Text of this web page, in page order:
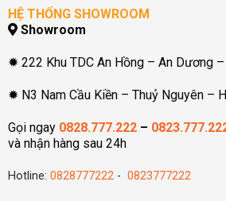
HỆ THỐNG SHOWROOM
Showroom
✹ 222 Khu TDC An Hồng – An Dương
✹ N3 Nam Cầu Kiền – Thuỷ Nguyên –
Gọi ngay 0828.777.222–
và nhận hàng sau 24h
Hotline: 0828777222- 0823777222